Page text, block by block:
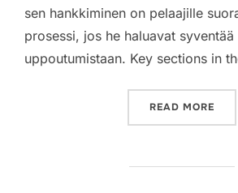
sen hankkiminen on pelaajille
prosessi, jos he haluavat
uppoutumistaan. Key sections in
READ MORE